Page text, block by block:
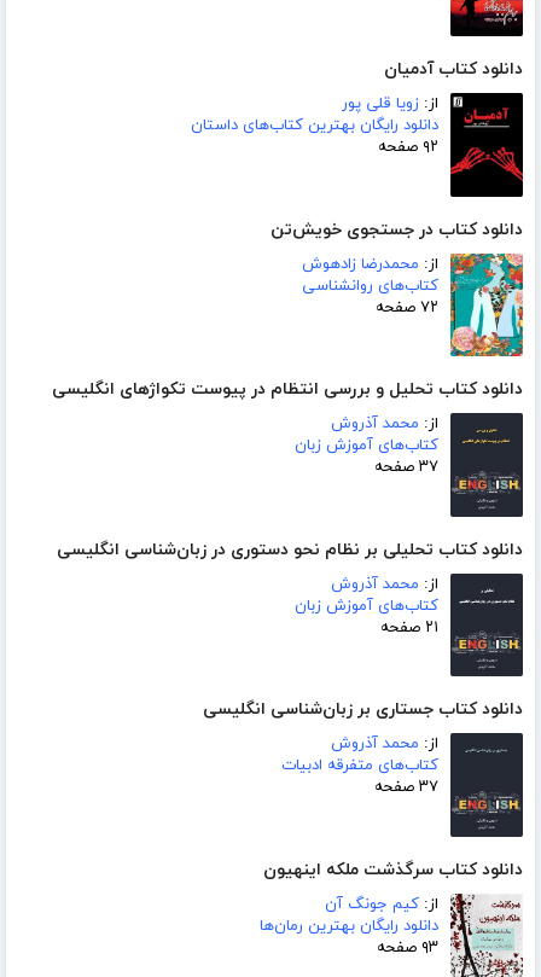
دانلود کتاب آدمیان
از: زویا قلی پور
دانلود رایگان بهترین کتاب‌های داستان
۹۲ صفحه
دانلود کتاب در جستجوی خویش‌تن
از: محمدرضا زادهوش
کتاب‌های روانشناسی
۷۲ صفحه
دانلود کتاب تحلیل و بررسی انتظام در پیوست تکواژهای انگلیسی
از: محمد آذروش
کتاب‌های آموزش زبان
۳۷ صفحه
دانلود کتاب تحلیلی بر نظام نحو دستوری در زبان‌شناسی انگلیسی
از: محمد آذروش
کتاب‌های آموزش زبان
۲۱ صفحه
دانلود کتاب جستاری بر زبان‌شناسی انگلیسی
از: محمد آذروش
کتاب‌های متفرقه ادبیات
۳۷ صفحه
دانلود کتاب سرگذشت ملکه اینهیون
از: کیم جونگ آن
دانلود رایگان بهترین رمان‌ها
۹۳ صفحه